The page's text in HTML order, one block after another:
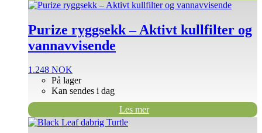
Purize ryggsekk – Aktivt kullfilter og
vannavvisende
1.248 NOK
På lager
Kan sendes i dag
Les mer